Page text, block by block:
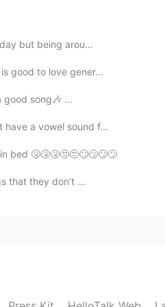
but being arou...
good to love gener...
song🎶 ...
have a vowel sound f...
bed 🤧🤧🤧😒😒🙄🙄🙄🙄
that they don’t ...